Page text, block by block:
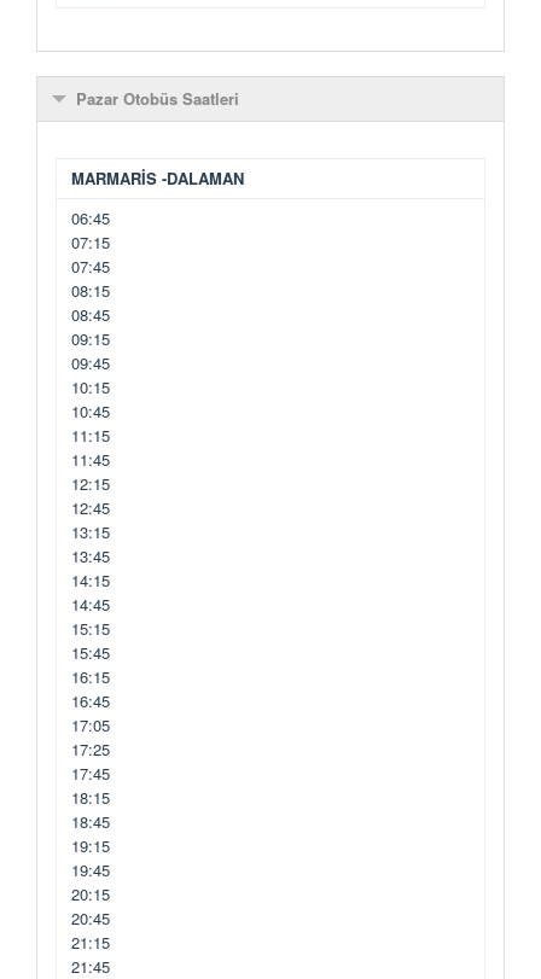
Pazar Otobüs Saatleri
MARMARİS -DALAMAN
06:45
07:15
07:45
08:15
08:45
09:15
09:45
10:15
10:45
11:15
11:45
12:15
12:45
13:15
13:45
14:15
14:45
15:15
15:45
16:15
16:45
17:05
17:25
17:45
18:15
18:45
19:15
19:45
20:15
20:45
21:15
21:45